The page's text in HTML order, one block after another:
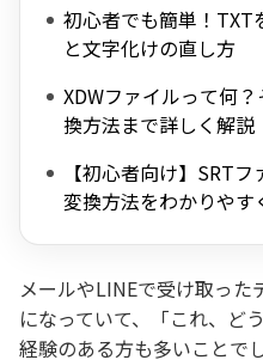
初心者でも簡単！TXT
と文字化けの直し方
XDWファイルって何
換方法まで詳しく解説
【初心者向け】SRT
変換方法をわかりやす
メールやLINEで受け取っ
になっていて、「これ、ど
経験のある方も多いことで